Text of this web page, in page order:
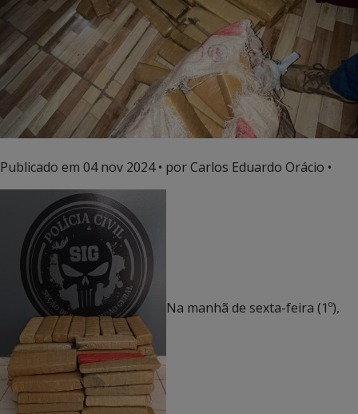
Publicado em 04 nov 2024• por Carlos Eduardo Orácio •
Na manhã de sexta-feira (1º),